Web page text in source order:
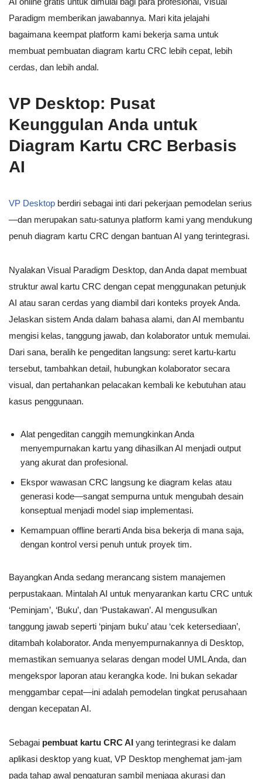
Paradigm memberikan jawabannya. Mari kita jelajahi
bagaimana keempat platform kami bekerja sama untuk
membuat pembuatan diagram kartu CRC lebih cepat, lebih
cerdas, dan lebih andal.
VP Desktop: Pusat
Keunggulan Anda untuk
Diagram Kartu CRC Berbasis
AI
VP Desktop berdiri sebagai inti dari pekerjaan pemodelan serius
—dan merupakan satu-satunya platform kami yang mendukung
penuh diagram kartu CRC dengan bantuan AI yang terintegrasi.
Nyalakan Visual Paradigm Desktop, dan Anda dapat membuat
struktur awal kartu CRC dengan cepat menggunakan petunjuk
AI atau saran cerdas yang diambil dari konteks proyek Anda.
Jelaskan sistem Anda dalam bahasa alami, dan AI membantu
mengisi kelas, tanggung jawab, dan kolaborator untuk memulai.
Dari sana, beralih ke pengeditan langsung: seret kartu-kartu
tersebut, tambahkan detail, hubungkan kolaborator secara
visual, dan pertahankan pelacakan kembali ke kebutuhan atau
kasus penggunaan.
Alat pengeditan canggih memungkinkan Anda
menyempurnakan kartu yang dihasilkan AI menjadi output
yang akurat dan profesional.
Ekspor wawasan CRC langsung ke diagram kelas atau
generasi kode—sangat sempurna untuk mengubah desain
konseptual menjadi model siap implementasi.
Kemampuan offline berarti Anda bisa bekerja di mana saja,
dengan kontrol versi penuh untuk proyek tim.
Bayangkan Anda sedang merancang sistem manajemen
perpustakaan. Mintalah AI untuk menyarankan kartu CRC untuk
‘Peminjam’, ‘Buku’, dan ‘Pustakawan’. AI mengusulkan
tanggung jawab seperti ‘pinjam buku’ atau ‘cek ketersediaan’,
ditambah kolaborator. Anda menyempurnakannya di Desktop,
memastikan semuanya selaras dengan model UML Anda, dan
mengekspor laporan atau kerangka kode. Ini bukan sekadar
menggambar cepat—ini adalah pemodelan tingkat perusahaan
dengan kecepatan AI.
Sebagai pembuat kartu CRC AI yang terintegrasi ke dalam
aplikasi desktop yang kuat, VP Desktop menghemat jam-jam
pada tahap awal pengaturan sambil menjaga akurasi dan